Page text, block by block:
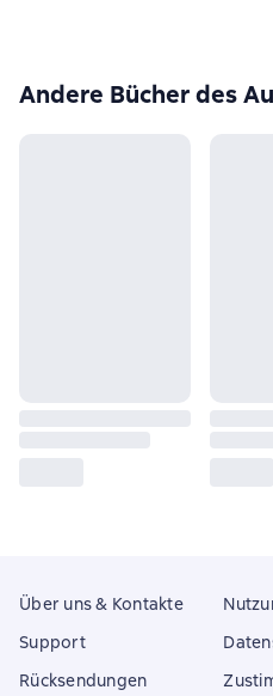
Andere Bücher des
Über uns & Kontakte
Support
Rücksendungen